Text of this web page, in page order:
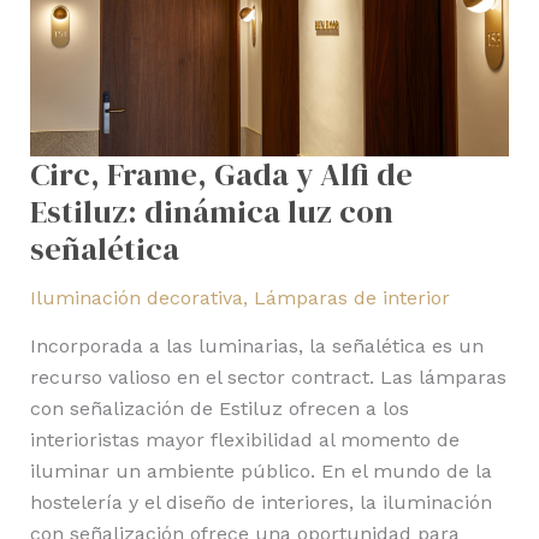
Circ, Frame, Gada y Alfi de
Estiluz: dinámica luz con
señalética
Iluminación decorativa, Lámparas de interior
Incorporada a las luminarias, la señalética es un
recurso valioso en el sector contract. Las lámparas
con señalización de Estiluz ofrecen a los
interioristas mayor flexibilidad al momento de
iluminar un ambiente público. En el mundo de la
hostelería y el diseño de interiores, la iluminación
con señalización ofrece una oportunidad para
luz
con